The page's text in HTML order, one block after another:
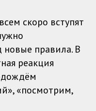
скоро вступят
новые правила. В
реакция
«посмотрим,